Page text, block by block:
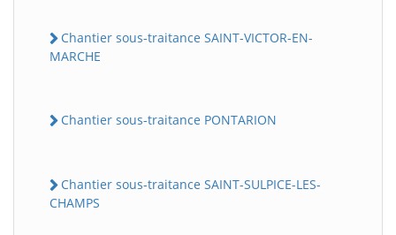
Chantier sous-traitance SAINT-VICTOR-EN-
MARCHE
Chantier sous-traitance PONTARION
Chantier sous-traitance SAINT-SULPICE-LES-
CHAMPS